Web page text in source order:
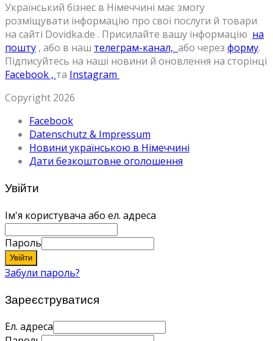
Український бізнес в Німеччині має змогу
розміщувати інформацію про свої послуги й товари
на сайті Dovidka.de . Присилайте вашу інформацію на
пошту , або в наш телеграм-канал, або через форму.
Підписуйтесь на наші новини й оновлення на сторінці
Facebook , та Instagram
Copyright 2026
Facebook
Datenschutz & Impressum
Новини українською в Німеччині
Дати безкоштовне оголошення
Увійти
Ім'я користувача або ел. адреса
Пароль
Увійти
Забули пароль?
Зареєструватися
Ел. адреса